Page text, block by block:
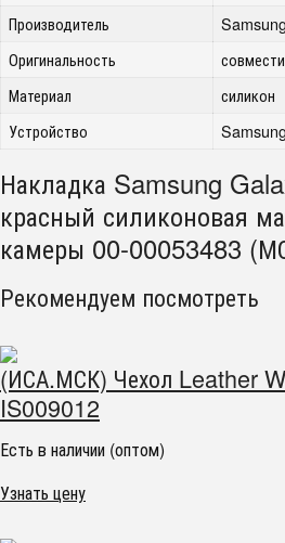
Производитель
Samsung
Оригинальность
Материал
силикон
Устройство
Накладка Samsung
красный силиконовая
камеры 00-00053483
Рекомендуем посмотреть
(ИСА.МСК) Чехол Leather
IS009012
Есть в наличии (оптом)
Узнать цену